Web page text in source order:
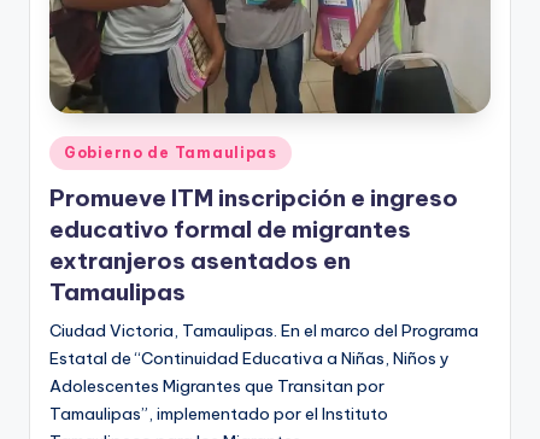
Publicado
en
Gobierno de Tamaulipas
Promueve ITM inscripción e ingreso
educativo formal de migrantes
extranjeros asentados en
Tamaulipas
Ciudad Victoria, Tamaulipas. En el marco del Programa
Estatal de “Continuidad Educativa a Niñas, Niños y
Adolescentes Migrantes que Transitan por
Tamaulipas”, implementado por el Instituto